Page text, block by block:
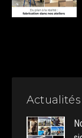
Actualités